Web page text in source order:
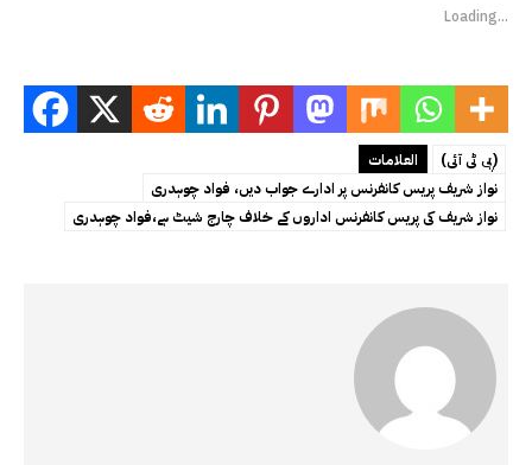
Loading...
العلامات
(پی ٹی آئی)
نواز شریف پریس کانفرنس پر ادارے جواب دیں، فواد چوہدری
نواز شریف کی پریس کانفرنس اداروں کے خلاف چارج شیٹ ہے،فواد چوہدری